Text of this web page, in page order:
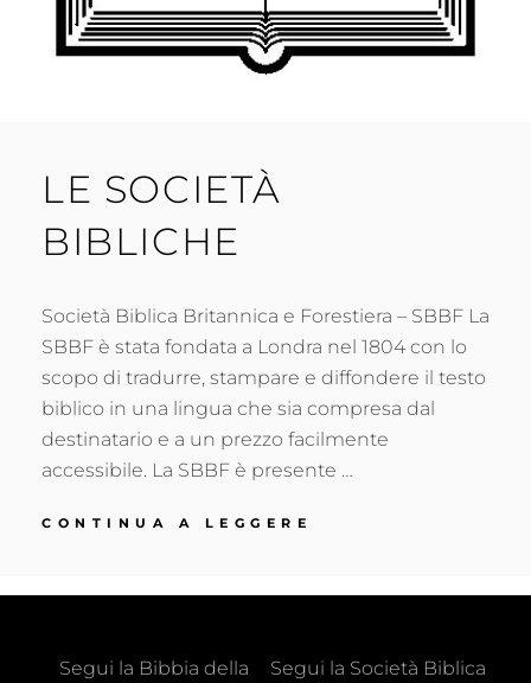
LE SOCIETÀ
BIBLICHE
Società Biblica Britannica e Forestiera – SBBF La
SBBF è stata fondata a Londra nel 1804 con lo
scopo di tradurre, stampare e diffondere il testo
biblico in una lingua che sia compresa dal
destinatario e a un prezzo facilmente
accessibile. La SBBF è presente …
CONTINUA A LEGGERE
Segui la Bibbia della Segui la Società Biblica